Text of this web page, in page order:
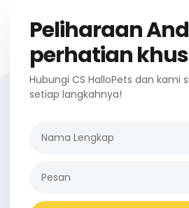
Peliharaan
perhatian
Hubungi CS HalloPets dan kami
setiap langkahnya!